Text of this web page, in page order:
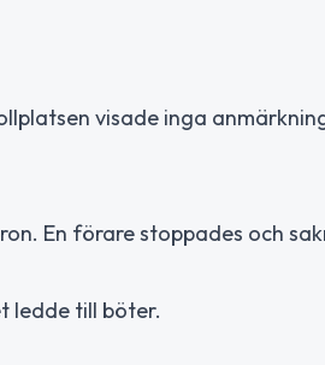
visade inga
En förare stoppades och
ledde till böter.